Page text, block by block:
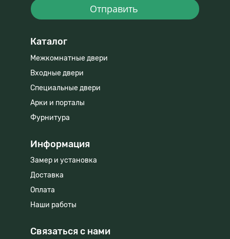
Отправить
Каталог
Межкомнатные двери
Входные двери
Специальные двери
Арки и порталы
Фурнитура
Информация
Замер и установка
Доставка
Оплата
Наши работы
Связаться с нами